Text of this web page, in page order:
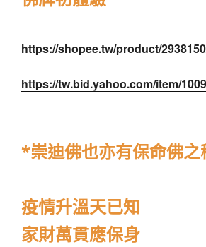
https://shopee.tw/product/
https://tw.bid.yahoo.com/item/
*崇迪佛也亦有保命佛之
疫情升溫天已知
家財萬貫應保身